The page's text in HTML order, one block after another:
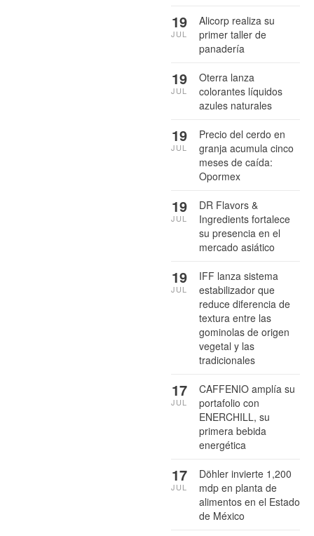
Alicorp realiza su
primer taller de
panadería
19
JUL
Oterra lanza
colorantes líquidos
azules naturales
19
JUL
Precio del cerdo en
granja acumula cinco
meses de caída:
Opormex
19
JUL
DR Flavors &
Ingredients fortalece
su presencia en el
mercado asiático
19
JUL
IFF lanza sistema
estabilizador que
reduce diferencia de
textura entre las
gominolas de origen
vegetal y las
tradicionales
19
JUL
CAFFENIO amplía su
portafolio con
ENERCHILL, su
primera bebida
energética
17
JUL
Döhler invierte 1,200
mdp en planta de
alimentos en el Estado
de México
17
JUL